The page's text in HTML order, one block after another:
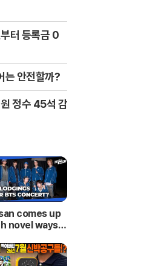
터 등록금 0
는 안전할까?
정수 45석 감
comes up
novel ways t
f